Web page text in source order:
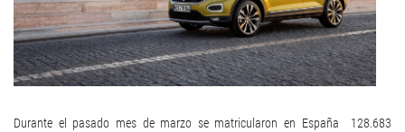
Durante el pasado mes de marzo se matricularon en España 128.683